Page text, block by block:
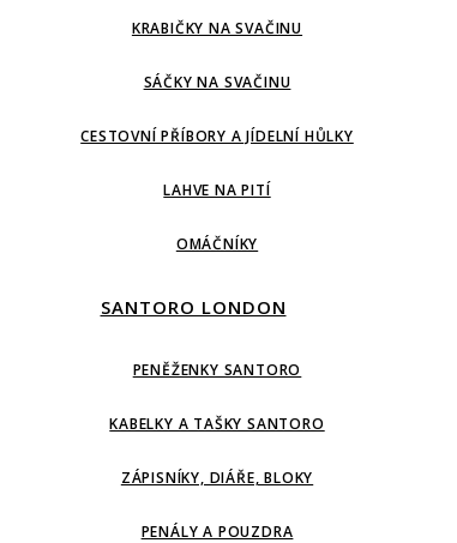
KRABIČKY NA SVAČINU
SÁČKY NA SVAČINU
CESTOVNÍ PŘÍBORY A JÍDELNÍ HŮLKY
LAHVE NA PITÍ
OMÁČNÍKY
SANTORO LONDON
PENĚŽENKY SANTORO
KABELKY A TAŠKY SANTORO
ZÁPISNÍKY, DIÁŘE, BLOKY
PENÁLY A POUZDRA